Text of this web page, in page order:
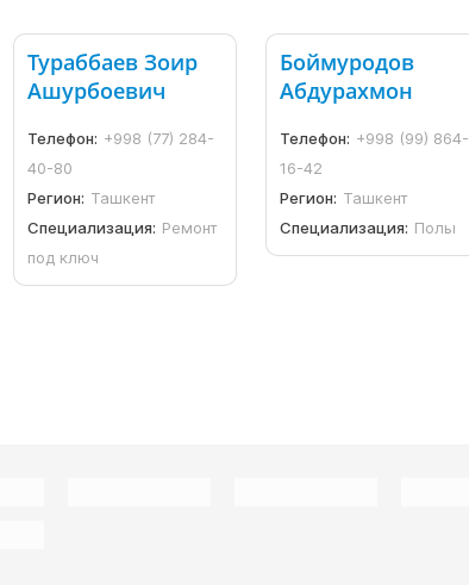
Тураббаев Зоир
Ашурбоевич
Телефон: +998 (77) 284-
40-80
Регион: Ташкент
Специализация: Ремонт
под ключ
Боймуродов
Абдурахмон
Телефон: +998 (99) 864-
16-42
Регион: Ташкент
Специализация: Полы